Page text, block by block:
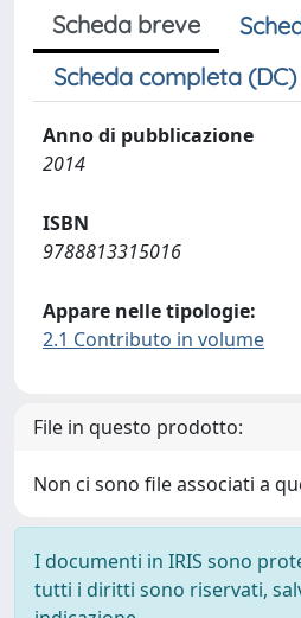
Scheda breve
Scheda completa (DC)
Anno di pubblicazione
2014
ISBN
9788813315016
Appare nelle tipologie:
2.1 Contributo in volume
File in questo prodotto:
Non ci sono file associati a
I documenti in IRIS sono
tutti i diritti sono riservati,